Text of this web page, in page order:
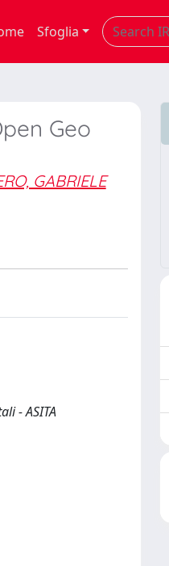
Sfoglia
Geo
GABRIELE
- ASITA